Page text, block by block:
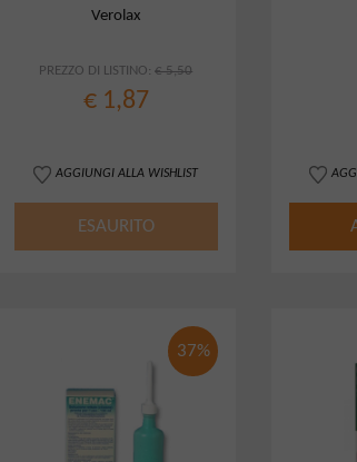
Verolax
PREZZO DI LISTINO: € 5,50
€ 1,87
AGGIUNGI ALLA WISHLIST
ESAURITO
37%